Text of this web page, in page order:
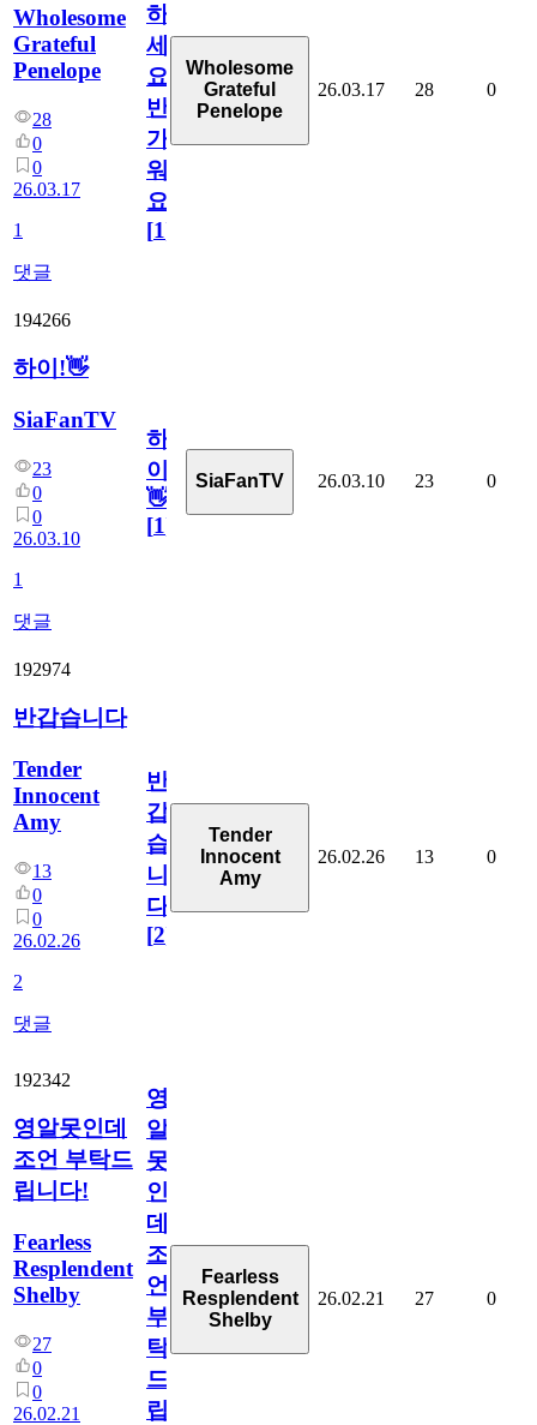
Wholesome
Grateful
Penelope
28
0
0
26.03.17
1
댓글
하
세
요
반
가
워
요
[1]
Wholesome
Grateful
Penelope
26.03.17 28 0
194266
하이!👋
SiaFanTV
23
0
0
26.03.10
1
댓글
하
이!
👋
[1]
SiaFanTV 26.03.10 23 0
192974
반갑습니다
Tender
Innocent
Amy
13
0
0
26.02.26
2
댓글
반
갑
습
니
다
[2]
Tender
Innocent
Amy
26.02.26 13 0
192342
영알못인데
조언 부탁드
립니다!
Fearless
Resplendent
Shelby
27
0
0
26.02.21
영
알
못
인
데
조
언
부
탁
드
립
Fearless
Resplendent
Shelby
26.02.21 27 0